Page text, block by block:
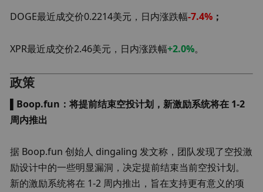
DOGE最近成交价0.2214美元，日内涨跌幅-7.4% ；
XPR最近成交价2.46美元，日内涨跌幅+2.0%。
政策
Boop.fun：将提前结束空投计划，新激励系统将在 1-2
周内推出
据 Boop.fun 创始人 dingaling 发文称，团队发现了空投激
励设计中的一些明显漏洞，决定提前结束当前空投计划。
新的激励系统将在 1-2 周内推出，旨在支持更有意义的项